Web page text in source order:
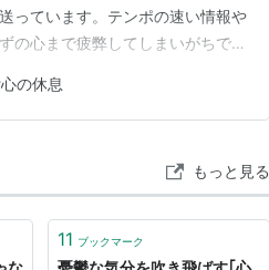
っています。テンポの速い情報や
の心まで疲弊してしまいがちです
浸って心をゆるめる時間こそが、
感しま…
心の休息
もっと見る
11 ブックマーク